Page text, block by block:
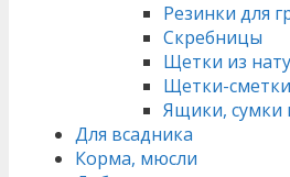
Резинки для
Скребницы
Щетки из
Щетки-сметки
Ящики, сумки
Для всадника
Корма, мюсли